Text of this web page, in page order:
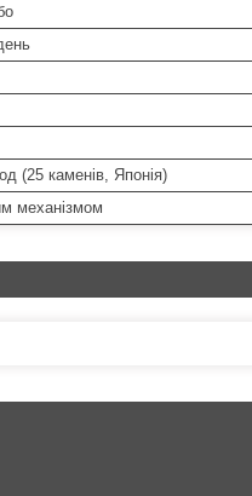
(25 каменів, Японія)
механізмом